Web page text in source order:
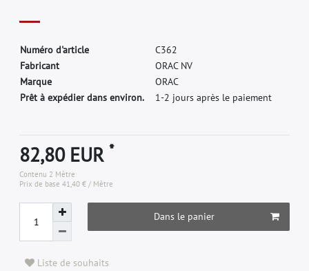
Numéro d'article C362
Fabricant ORAC NV
Marque ORAC
Prêt à expédier dans environ.
1-2 jours après le paiement
82,80 EUR*
Contenu 2 Mètre
Prix de base41,40 € / Mètre
Dans le panier
Liste de souhaits